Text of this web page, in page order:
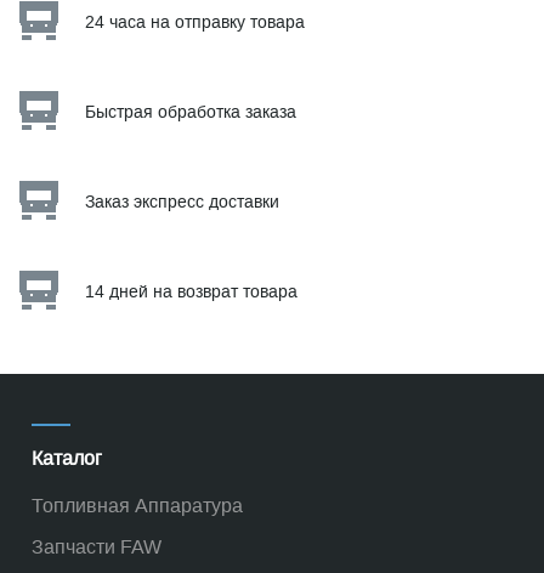
24 часа на отправку товара
Быстрая обработка заказа
Заказ экспресс доставки
14 дней на возврат товара
Каталог
Топливная Аппаратура
Запчасти FAW